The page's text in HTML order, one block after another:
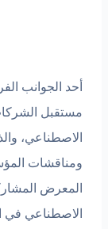
مستقبل
الاصطناعي،
ومناقشات
المعرض
الاصطناعي في